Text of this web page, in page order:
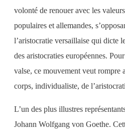
volonté de renouer avec les
populaires et allemandes,
l’aristocratie versaillaise qui dicte
des aristocraties européennes.
valse, ce mouvement veut rompre
corps, individualiste, de
L’un des plus illustres
Johann Wolfgang von Goethe.